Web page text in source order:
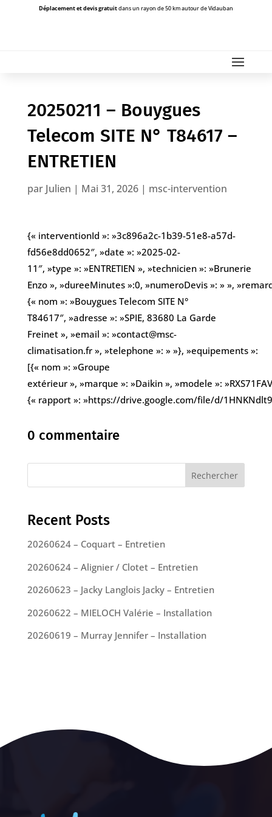
Déplacement et devis gratuitdans un rayon de 50 km autour de Vidauban
20250211 – Bouygues
Telecom SITE N° T84617 –
ENTRETIEN
par Julien | Mai 31, 2026| msc-intervention
{« interventionId »: »3c896a2c-1b39-51e8-a57d-
fd56e8dd0652″, »date »: »2025-02-
11″, »type »: »ENTRETIEN », »technicien »: »Brunerie
Enzo », »dureeMinutes »:0, »numeroDevis »: » »,
{« nom »: »Bouygues Telecom SITE N°
T84617″, »adresse »: »SPIE, 83680 La Garde
Freinet », »email »: »contact@msc-
climatisation.fr », »telephone »: » »}, »equipements »:
[{« nom »: »Groupe
extérieur », »marque »: »Daikin », »modele »:
{« rapport »: »https://drive.google.com/file/d/
0 commentaire
Rechercher
Recent Posts
20260624 – Coquart – Entretien
20260624 – Alignier / Clotet – Entretien
20260623 – Jacky Langlois Jacky – Entretien
20260622 – MIELOCH Valérie – Installation
20260619 – Murray Jennifer – Installation